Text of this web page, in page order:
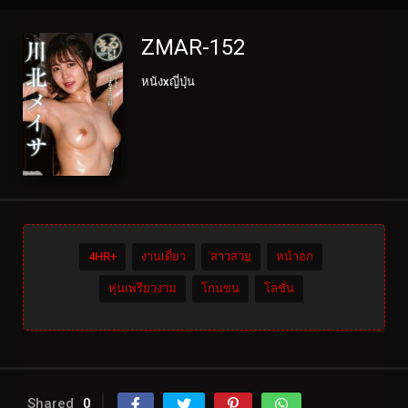
ZMAR-152
หนังxญี่ปุ่น
4HR+ งานเดี่ยว สาวสวย หน้าอก
หุ่นเพรียวงาม โกนขน โลชั่น
Shared 0